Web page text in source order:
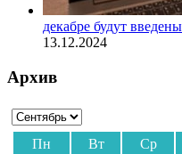
декабре будут
13.12.2024
Архив
Пн Вт Ср